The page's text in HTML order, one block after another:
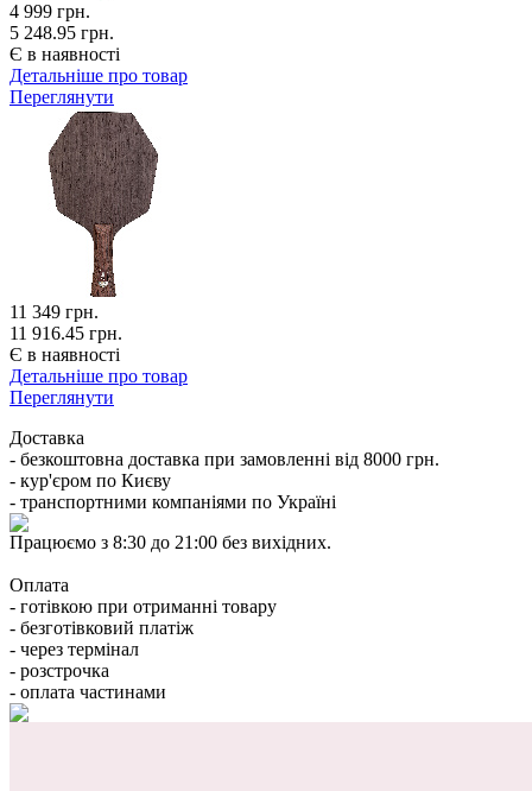
4 999 грн.
5 248.95 грн.
Є в наявності
Детальніше про товар
Переглянути
11 349 грн.
11 916.45 грн.
Є в наявності
Детальніше про товар
Переглянути
Доставка
- безкоштовна доставка при замовленні від 8000 грн.
- кур'єром по Києву
- транспортними компаніями по Україні
Працюємо з 8:30 до 21:00 без вихідних.
Оплата
- готівкою при отриманні товару
- безготівковий платіж
- через термінал
- розстрочка
- оплата частинами